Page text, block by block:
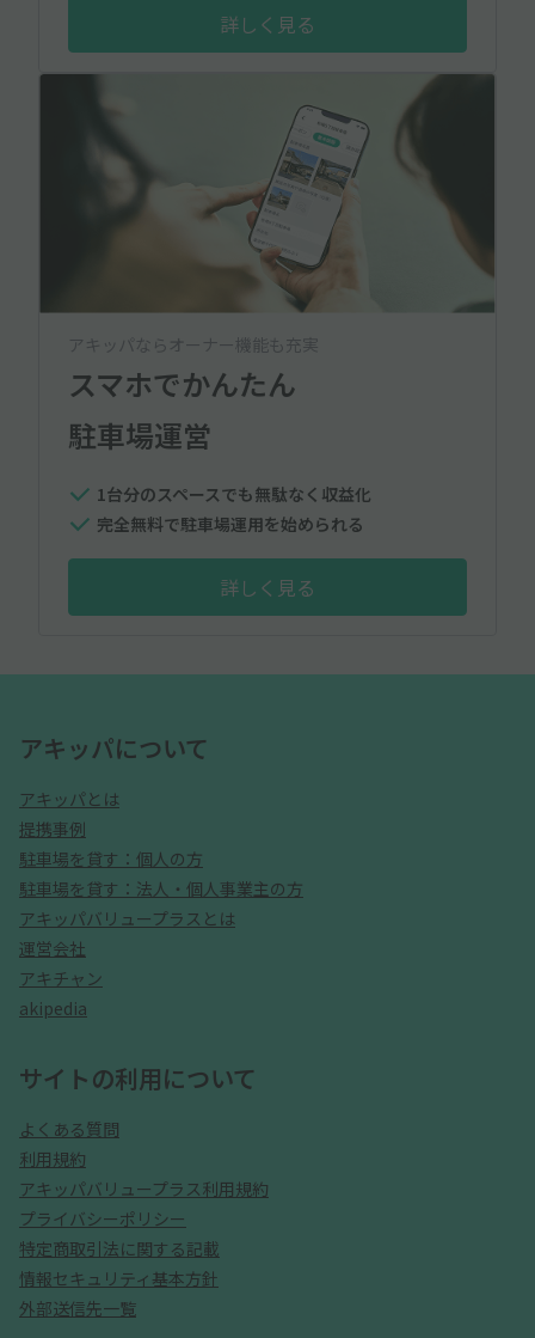
詳しく見る
アキッパならオーナー機能も充実
スマホでかんたん
駐車場運営
1台分のスペースでも無駄なく収益化
完全無料で駐車場運用を始められる
詳しく見る
アキッパについて
アキッパとは
提携事例
駐車場を貸す：個人の方
駐車場を貸す：法人・個人事業主の方
アキッパバリュープラスとは
運営会社
アキチャン
akipedia
サイトの利用について
よくある質問
利用規約
アキッパバリュープラス利用規約
プライバシーポリシー
特定商取引法に関する記載
情報セキュリティ基本方針
外部送信先一覧